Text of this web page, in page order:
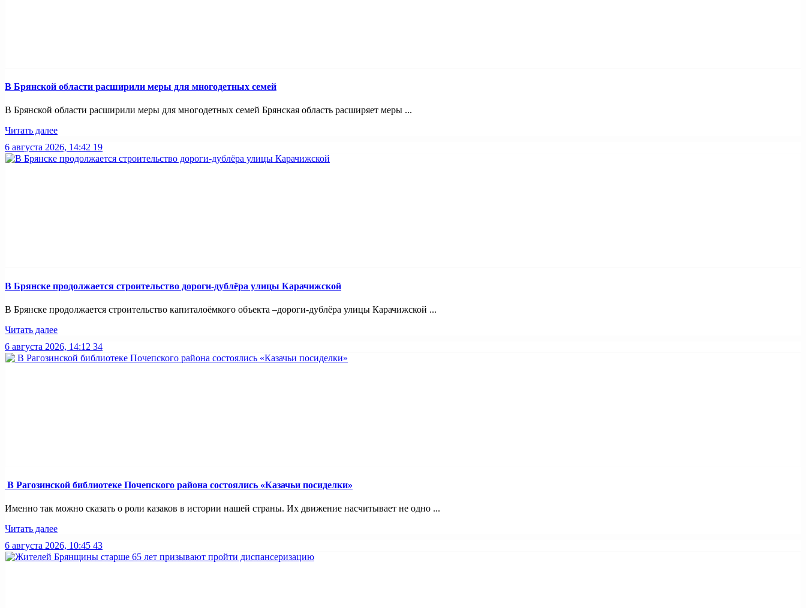
В Брянской области расширили меры для многодетных семей
В Брянской области расширили меры для многодетных семей Брянская область расширяет меры ...
Читать далее
6 августа 2026, 14:42 19
В Брянске продолжается строительство дороги-дублёра улицы Карачижской
В Брянске продолжается строительство капиталоёмкого объекта –дороги-дублёра улицы Карачижской ...
Читать далее
6 августа 2026, 14:12 34
В Рагозинской библиотеке Почепского района состоялись «Казачьи посиделки»
Именно так можно сказать о роли казаков в истории нашей страны. Их движение насчитывает не одно ...
Читать далее
6 августа 2026, 10:45 43